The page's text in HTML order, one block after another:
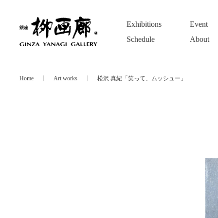
Exhibitions
Event
Schedule
About
Home Art works 松沢 真紀「笑って、ムッシュー」